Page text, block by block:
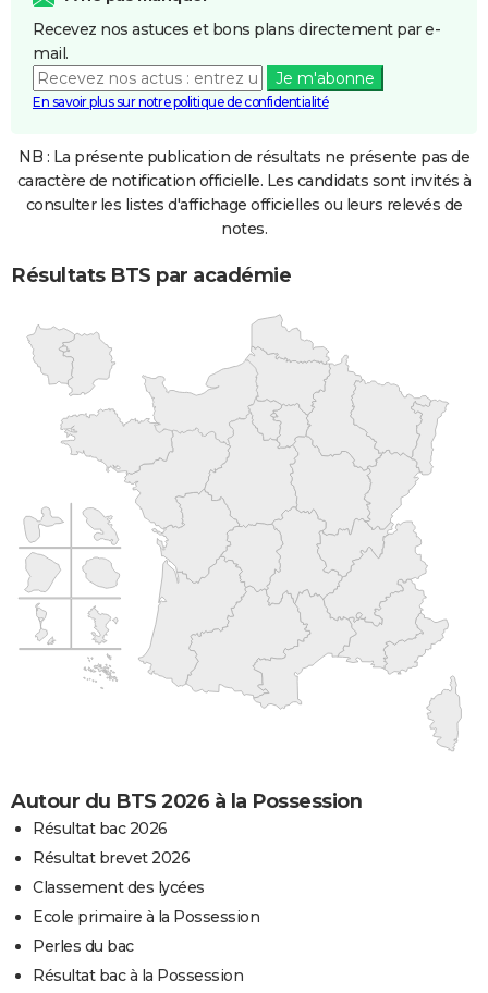
Recevez nos astuces et bons plans directement par e-
mail.
Je m'abonne
En savoir plus sur notre politique de confidentialité
NB : La présente publication de résultats ne présente pas de
caractère de notification officielle. Les candidats sont invités à
consulter les listes d'affichage officielles ou leurs relevés de
notes.
Résultats BTS par académie
Autour du BTS 2026 à la Possession
Résultat bac 2026
Résultat brevet 2026
Classement des lycées
Ecole primaire à la Possession
Perles du bac
Résultat bac à la Possession